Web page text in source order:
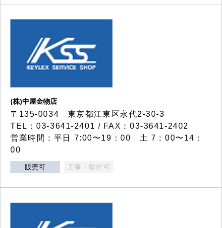
(株)中屋金物店
〒135-0034 東京都江東区永代2-30-3
TEL：03-3641-2401 / FAX：03-3641-2402
営業時間：平日 7:00〜19：00 土 7：00〜14：
00
販売可 工事・取付可